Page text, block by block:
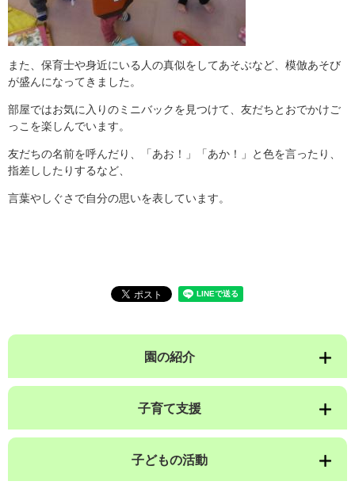
また、保育士や身近にいる人の真似をしてあそぶなど、模倣あそび
が盛んになってきました。
部屋ではお気に入りのミニバックを見つけて、友だちとおでかけご
っこを楽しんでいます。
友だちの名前を呼んだり、「あお！」「あか！」と色を言ったり、
指差ししたりするなど、
言葉やしぐさで自分の思いを表しています。
園の紹介
子育て支援
子どもの活動